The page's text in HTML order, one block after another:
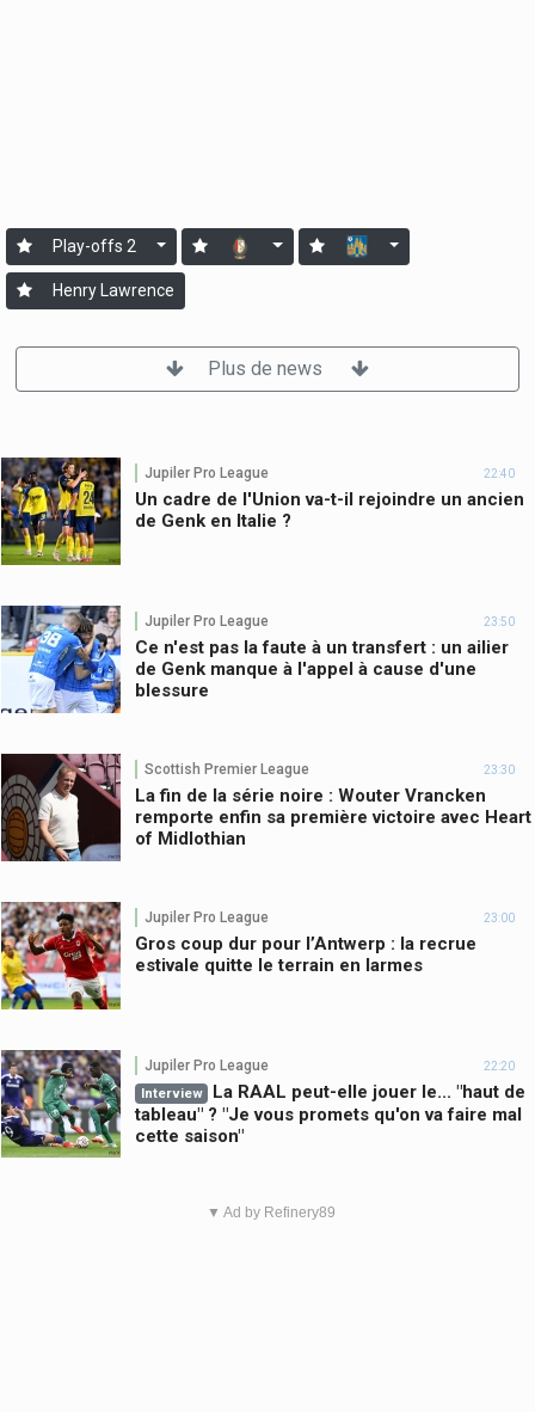
Play-offs 2
Henry Lawrence
Plus de news
Jupiler Pro League 22:40
Un cadre de l'Union va-t-il rejoindre un ancien
de Genk en Italie ?
Jupiler Pro League 23:50
Ce n'est pas la faute à un transfert : un ailier
de Genk manque à l'appel à cause d'une
blessure
Scottish Premier League 23:30
La fin de la série noire : Wouter Vrancken
remporte enfin sa première victoire avec Heart
of Midlothian
Jupiler Pro League 23:00
Gros coup dur pour l’Antwerp : la recrue
estivale quitte le terrain en larmes
Jupiler Pro League 22:20
Interview
La RAAL peut-elle jouer le... "haut de
tableau" ? "Je vous promets qu'on va faire mal
cette saison"
▼ Ad by Refinery89